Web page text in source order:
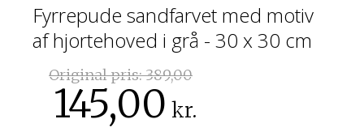
Fyrrepude sandfarvet med motiv
af hjortehoved i grå - 30 x 30 cm
Original pris:389,00
145,00 kr.